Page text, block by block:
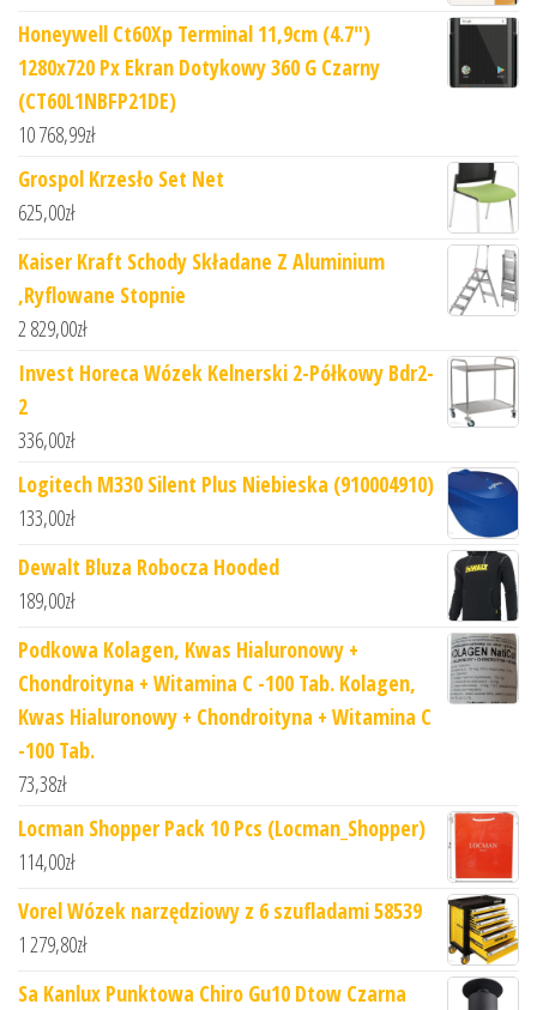
Honeywell Ct60Xp Terminal 11,9cm (4.7")
1280x720 Px Ekran Dotykowy 360 G Czarny
(CT60L1NBFP21DE)
10 768,99zł
Grospol Krzesło Set Net
625,00zł
Kaiser Kraft Schody Składane Z Aluminium
,Ryflowane Stopnie
2 829,00zł
Invest Horeca Wózek Kelnerski 2-Półkowy Bdr2-
2
336,00zł
Logitech M330 Silent Plus Niebieska (910004910)
133,00zł
Dewalt Bluza Robocza Hooded
189,00zł
Podkowa Kolagen, Kwas Hialuronowy +
Chondroityna + Witamina C -100 Tab. Kolagen,
Kwas Hialuronowy + Chondroityna + Witamina C
-100 Tab.
73,38zł
Locman Shopper Pack 10 Pcs (Locman_Shopper)
114,00zł
Vorel Wózek narzędziowy z 6 szufladami 58539
1 279,80zł
Sa Kanlux Punktowa Chiro Gu10 Dtow Czarna